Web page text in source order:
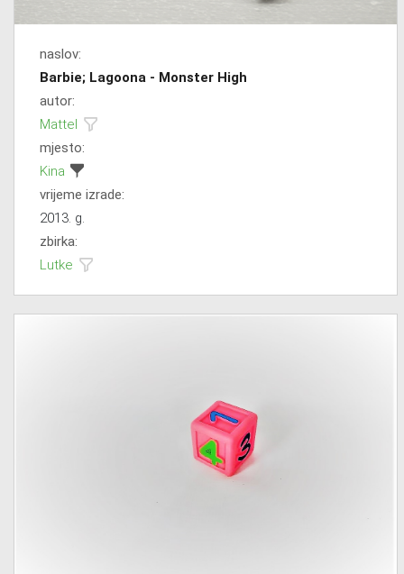
naslov:
Barbie; Lagoona - Monster High
autor:
Mattel
mjesto:
Kina
vrijeme izrade:
2013. g.
zbirka:
Lutke